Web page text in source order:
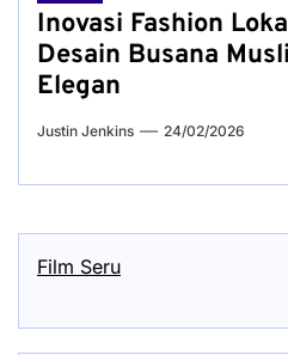
Inovasi Fashion
Desain Busana
Elegan
Justin Jenkins 24/02/2026
Film Seru